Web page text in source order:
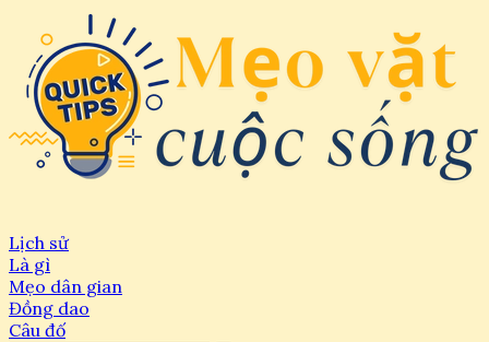
Lịch sử
Là gì
Mẹo dân gian
Đồng dao
Câu đố